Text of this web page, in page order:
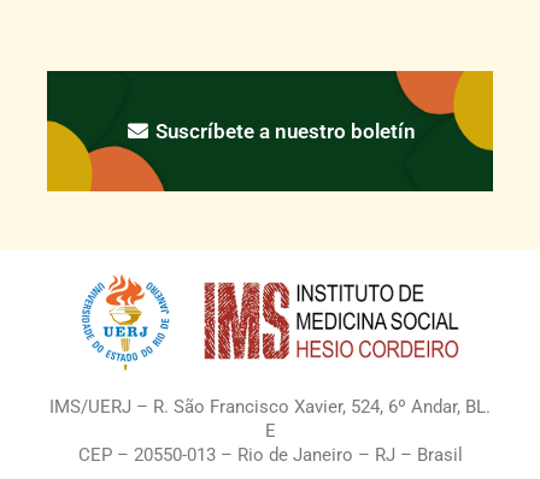
Suscríbete a nuestro boletín
IMS/UERJ – R. São Francisco Xavier, 524, 6º Andar, BL.
E
CEP – 20550-013 – Rio de Janeiro – RJ – Brasil